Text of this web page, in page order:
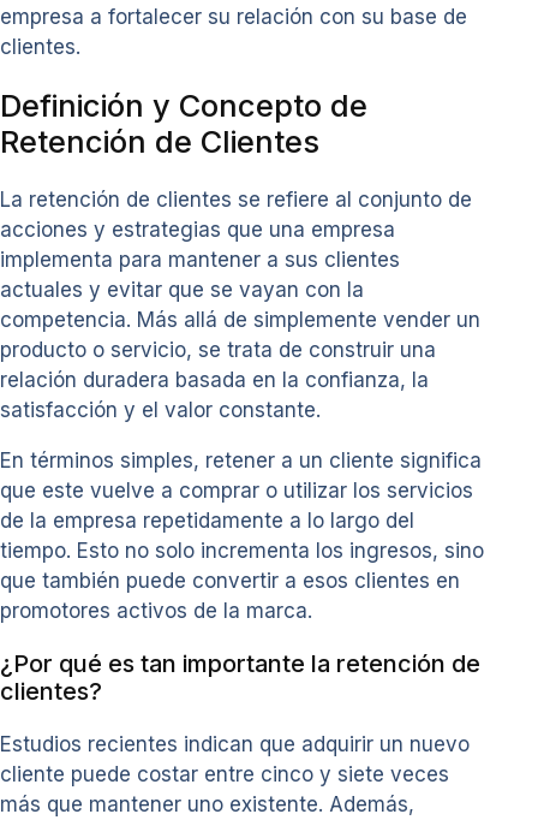
empresa a fortalecer su relación con su base de
clientes.
Definición y Concepto de
Retención de Clientes
La retención de clientes se refiere al conjunto de
acciones y estrategias que una empresa
implementa para mantener a sus clientes
actuales y evitar que se vayan con la
competencia. Más allá de simplemente vender un
producto o servicio, se trata de construir una
relación duradera basada en la confianza, la
satisfacción y el valor constante.
En términos simples, retener a un cliente significa
que este vuelve a comprar o utilizar los servicios
de la empresa repetidamente a lo largo del
tiempo. Esto no solo incrementa los ingresos, sino
que también puede convertir a esos clientes en
promotores activos de la marca.
¿Por qué es tan importante la retención de
clientes?
Estudios recientes indican que adquirir un nuevo
cliente puede costar entre cinco y siete veces
más que mantener uno existente. Además,